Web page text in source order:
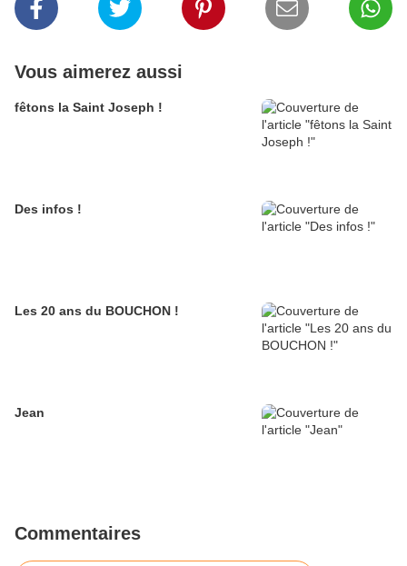
Vous aimerez aussi
fêtons la Saint Joseph !
Des infos !
Les 20 ans du BOUCHON !
Jean
Commentaires